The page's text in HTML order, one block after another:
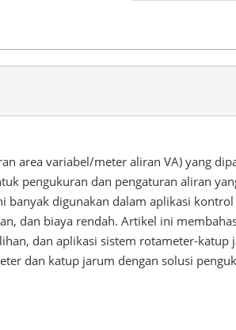
area variabel/meter aliran VA) yang
pengukuran dan pengaturan aliran
banyak digunakan dalam aplikasi
dan biaya rendah. Artikel ini
dan aplikasi sistem rotameter-
dan katup jarum dengan solusi